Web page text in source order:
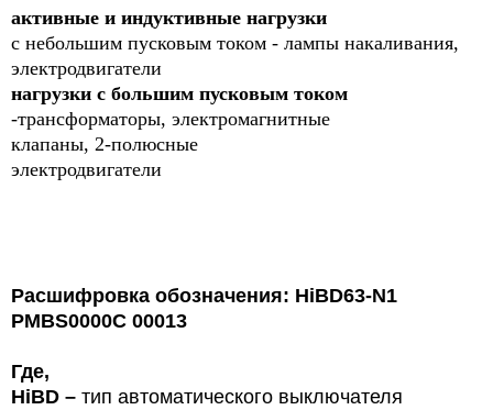
активные и индуктивные нагрузки
с небольшим пусковым током - лампы накаливания,
электродвигатели
нагрузки с большим пусковым током
-трансформаторы, электромагнитные
клапаны, 2-полюсные
электродвигатели
Расшифровка обозначения: HiBD63-N1
PMBS0000C 00013
Где,
HiBD – тип автоматического выключателя